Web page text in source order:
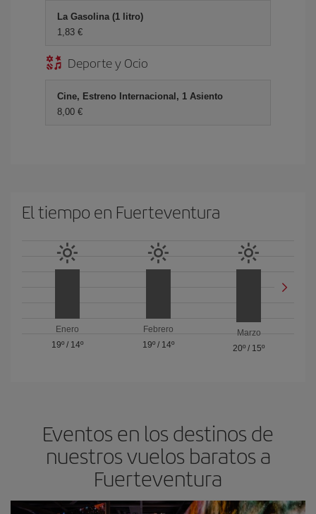
La Gasolina (1 litro)
1,83 €
Deporte y Ocio
Cine, Estreno Internacional, 1 Asiento
8,00 €
El tiempo en Fuerteventura
Enero
19º/ 14º
Febrero
19º/ 14º
Marzo
20º / 15º
Eventos en los destinos de
nuestros vuelos baratos a
Fuerteventura